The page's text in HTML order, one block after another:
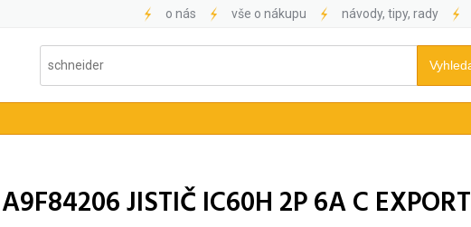
o nás vše o nákupu návody, tipy, rady
A9F84206 JISTIČ IC60H 2P 6A C EXPORT